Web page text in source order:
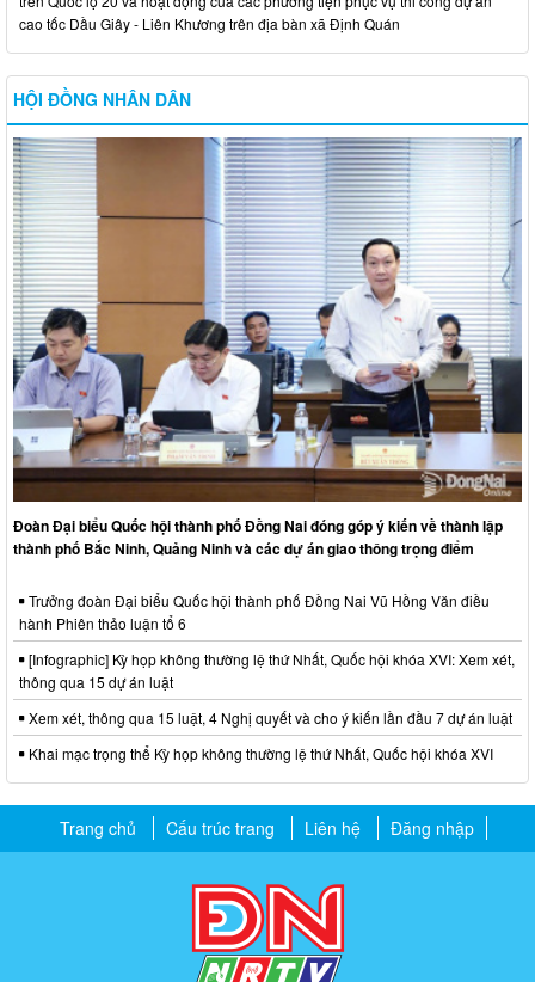
cao tốc Dầu Giây - Liên Khương trên địa bàn xã Định Quán
HỘI ĐỒNG NHÂN DÂN
Đoàn Đại biểu Quốc hội thành phố Đồng Nai đóng góp ý kiến về thành lập
thành phố Bắc Ninh, Quảng Ninh và các dự án giao thông trọng điểm
Trưởng đoàn Đại biểu Quốc hội thành phố Đồng Nai Vũ Hồng Văn điều
hành Phiên thảo luận tổ 6
[Infographic] Kỳ họp không thường lệ thứ Nhất, Quốc hội khóa XVI: Xem xét,
thông qua 15 dự án luật
Xem xét, thông qua 15 luật, 4 Nghị quyết và cho ý kiến lần đầu 7 dự án luật
Khai mạc trọng thể Kỳ họp không thường lệ thứ Nhất, Quốc hội khóa XVI
Trang chủ Cấu trúc trang Liên hệ Đăng nhập